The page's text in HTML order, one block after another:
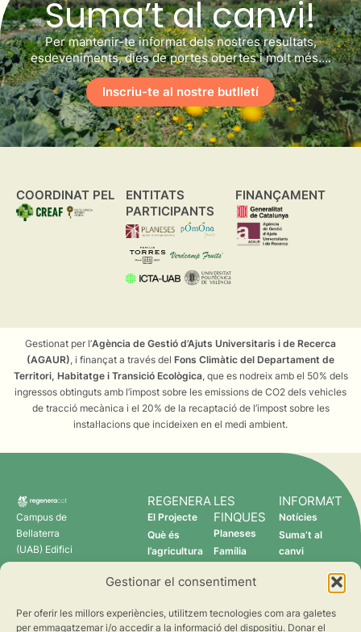
Gestionar el consentiment
Per oferir les millors experiències, utilitzem tecnologies com ara galetes
per emmagatzemar i/o accedir a la informació del dispositiu. Donar el
Suma’t al canvi!
Per mantenir-te informat dels nostres resultats,
esdeveniments, dies de portes obertes i molt més….
Inscriu-te al nostre butlletí
COORDINAT PEL
ENTITATS
PARTICIPANTS
FINANÇAMENT
Gestionat per l’Agència de Gestió d’Ajuts Universitaris i de Recerca
(AGAUR), i finançat a través del Fons Climàtic del Departament de
Territori, Habitatge i Transició Ecològica, que es nodreix amb el 50% dels
ingressos obtinguts amb l’impost sobre les emissions de CO2 dels vehicles
de tracció mecànica i el 20% de la recaptació de l’impost sobre les
instal·lacions que incideixen en el medi ambient.
Campus de
Bellaterra
(UAB) Edifici
C 08193
REGENERA
El Projecte
Què és
l’agricultura
Qui som
LES
FINQUES
Planeses
Família
Verdcamp
Pomona
INFORMA’T
Notícies
Suma’t al
canvi